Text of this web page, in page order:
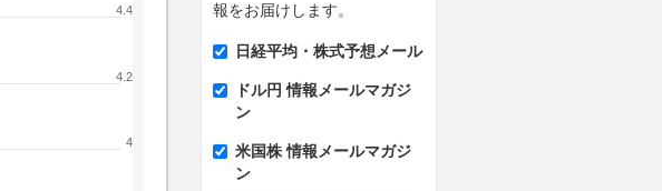
4
4.2
4.4
報をお届けします。
日経平均・株式予想メール
ドル円 情報メールマガジ
ン
米国株 情報メールマガジ
ン